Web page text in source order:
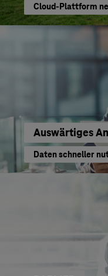
Cloud-Plattform
Auswärtiges
Daten schneller